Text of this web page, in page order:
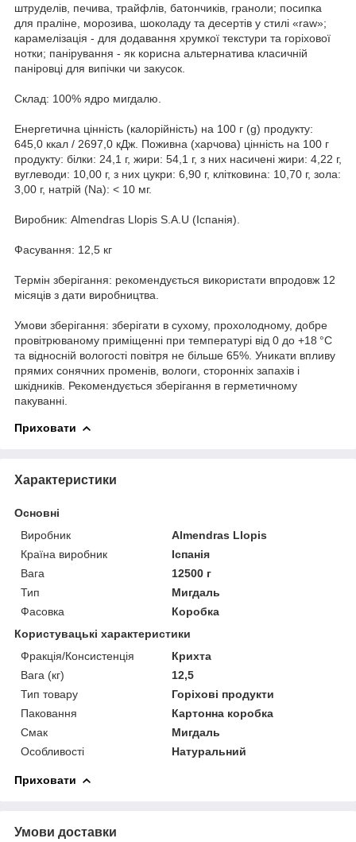
штруделів, печива, трайфлів, батончиків, граноли; посипка
для праліне, морозива, шоколаду та десертів у стилі «raw»;
карамелізація - для додавання хрумкої текстури та горіхової
нотки; панірування - як корисна альтернатива класичній
паніровці для випічки чи закусок.
Склад: 100% ядро мигдалю.
Енергетична цінність (калорійність) на 100 г (g) продукту:
645,0 ккал / 2697,0 кДж. Поживна (харчова) цінність на 100 г
продукту: білки: 24,1 г, жири: 54,1 г, з них насичені жири: 4,22 г,
вуглеводи: 10,00 г, з них цукри: 6,90 г, клітковина: 10,70 г, зола:
3,00 г, натрій (Na): < 10 мг.
Виробник: Almendras Llopis S.A.U (Іспанія).
Фасування: 12,5 кг
Термін зберігання: рекомендується використати впродовж 12
місяців з дати виробництва.
Умови зберігання: зберігати в сухому, прохолодному, добре
провітрюваному приміщенні при температурі від 0 до +18 °C
та відносній вологості повітря не більше 65%. Уникати впливу
прямих сонячних променів, вологи, сторонніх запахів і
шкідників. Рекомендується зберігання в герметичному
пакуванні.
Приховати
Характеристики
Основні
Виробник
Almendras Llopis
Країна виробник
Іспанія
Вага
12500 г
Тип
Мигдаль
Фасовка
Коробка
Користувацькі характеристики
Фракція/Консистенція
Крихта
Вага (кг)
12,5
Тип товару
Горіхові продукти
Паковання
Картонна коробка
Смак
Мигдаль
Особливості
Натуральний
Приховати
Умови доставки